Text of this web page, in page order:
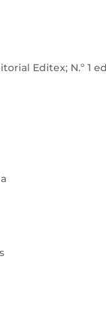
Editex; N.º 1